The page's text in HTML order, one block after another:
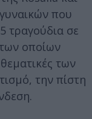
που
τραγούδια σε
οποίων
των
την πίστη